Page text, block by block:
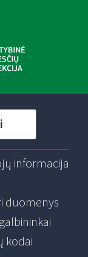
informacija
duomenys
kodai